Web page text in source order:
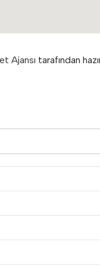
Ajansı tarafından